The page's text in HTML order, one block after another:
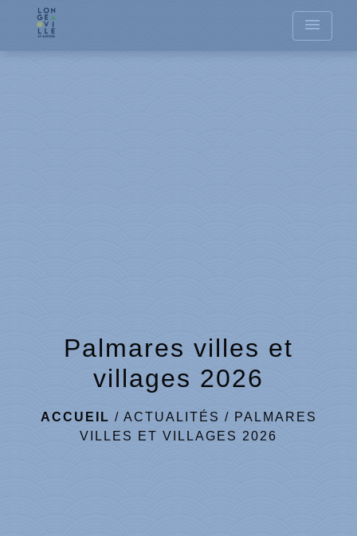
menu
Palmares villes et
villages 2026
ACCUEIL / ACTUALITÉS / PALMARES
VILLES ET VILLAGES 2026